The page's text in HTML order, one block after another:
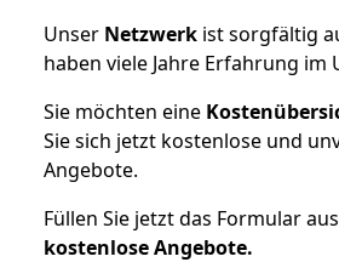
Unser Netzwerk ist sorgfältig
haben viele Jahre Erfahrung im
Sie möchten eine
Sie sich jetzt kostenlose und
Angebote.
Füllen Sie jetzt das Formular
kostenloseAngebote.